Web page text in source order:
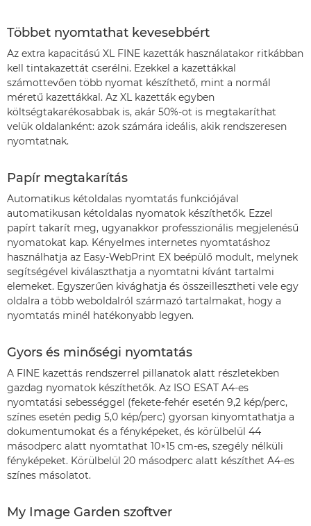
Többet nyomtathat kevesebbért
Az extra kapacitású XL FINE kazetták használatakor ritkábban
kell tintakazettát cserélni. Ezekkel a kazettákkal
számottevően több nyomat készíthető, mint a normál
méretű kazettákkal. Az XL kazetták egyben
költségtakarékosabbak is, akár 50%-ot is megtakaríthat
velük oldalanként: azok számára ideális, akik rendszeresen
nyomtatnak.
Papír megtakarítás
Automatikus kétoldalas nyomtatás funkciójával
automatikusan kétoldalas nyomatok készíthetők. Ezzel
papírt takarít meg, ugyanakkor professzionális megjelenésű
nyomatokat kap. Kényelmes internetes nyomtatáshoz
használhatja az Easy-WebPrint EX beépülő modult, melynek
segítségével kiválaszthatja a nyomtatni kívánt tartalmi
elemeket. Egyszerűen kivághatja és összeillesztheti vele egy
oldalra a több weboldalról származó tartalmakat, hogy a
nyomtatás minél hatékonyabb legyen.
Gyors és minőségi nyomtatás
A FINE kazettás rendszerrel pillanatok alatt részletekben
gazdag nyomatok készíthetők. Az ISO ESAT A4-es
nyomtatási sebességgel (fekete-fehér esetén 9,2 kép/perc,
színes esetén pedig 5,0 kép/perc) gyorsan kinyomtathatja a
dokumentumokat és a fényképeket, és körülbelül 44
másodperc alatt nyomtathat 10×15 cm-es, szegély nélküli
fényképeket. Körülbelül 20 másodperc alatt készíthet A4-es
színes másolatot.
My Image Garden szoftver